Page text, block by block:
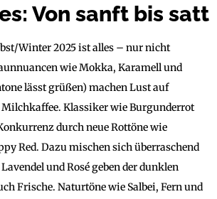
Von sanft bis satt
Winter 2025 ist alles – nur nicht
wie Mokka, Karamell und
lässt grüßen) machen Lust auf
Klassiker wie Burgunderrot
durch neue Rottöne wie
Red. Dazu mischen sich überraschend
und Rosé geben der dunklen
Frische. Naturtöne wie Salbei, Fern und